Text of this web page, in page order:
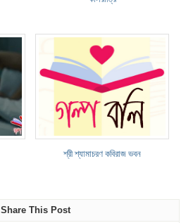
শ্রী শ্যামাচরণ কবিরাজ ভবন
Share This Post